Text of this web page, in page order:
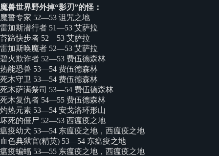
魔兽世界野外掉“影刃”的怪：
魔誓专家 52—53 诅咒之地
雷加斯潜行者 51—53 艾萨拉
苔蹄快步者 52—53 艾萨拉
雷加斯唤魔者 52—53 艾萨拉
碧火欺诈者 52—53 费伍德森林
热能恐兽 53—54 费伍德森林
死木守卫 53—54 费伍德森林
死木萨满祭司 53—54 费伍德森林
死木复仇者 54—55 费伍德森林
灼热元素 53—54 安戈洛环形山
坏死的僵尸 52—53 西瘟疫之地
瘟疫幼犬 53—54 东瘟疫之地，西瘟疫之地
血色典狱官(精英) 53—54 东瘟疫之地
瘟疫蝙蝠 53—55 东瘟疫之地，西瘟疫之地